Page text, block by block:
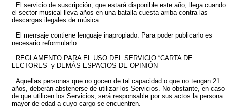
El servicio de suscripción, que estará disponible este año, llega cuando
el sector musical lleva años en una batalla cuesta arriba contra las
descargas ilegales de música.
El mensaje contiene lenguaje inapropiado. Para poder publicarlo es
necesario reformularlo.
REGLAMENTO PARA EL USO DEL SERVICIO “CARTA DE
LECTORES” y DEMÁS ESPACIOS DE OPINIÓN
Aquellas personas que no gocen de tal capacidad o que no tengan 21
años, deberán abstenerse de utilizar los Servicios. No obstante, en caso
de que utilicen los Servicios, será responsable por sus actos la persona
mayor de edad a cuyo cargo se encuentren.